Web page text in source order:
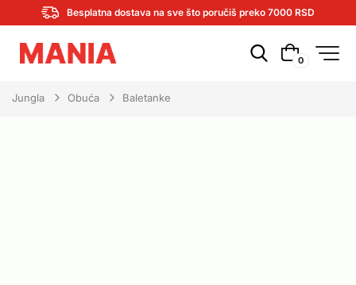
Besplatna dostava na sve što poručiš preko 7000 RSD
0
Jungla Obuća Baletanke